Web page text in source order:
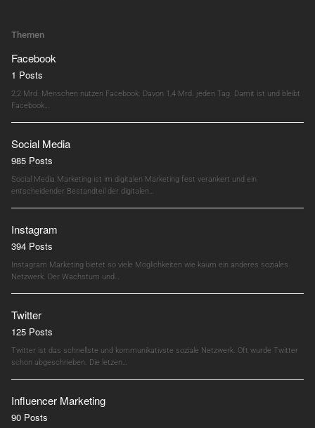
Themen
Facebook
1 Posts
2,2 Mrd. Menschen nutzen Facebook. Davon 1,4 Mrd. jeden Tag. Damit ist und bleibt
Facebook…
Social Media
985 Posts
Social Media Marketing ist im digitalen Marketing fest verankert und ein
entscheidender Bestandteil der digitalen…
Instagram
394 Posts
Instagram Marketing bietet so viele Möglichkeiten wie kaum ein anderes soziales
Netzwerk. Der Wachstum und…
Twitter
125 Posts
Twitter ist das schnellste und kommunikativste soziale Netzwerk. Oft wurde Twitter
schon abgeschrieben. Die letzen…
Influencer Marketing
90 Posts